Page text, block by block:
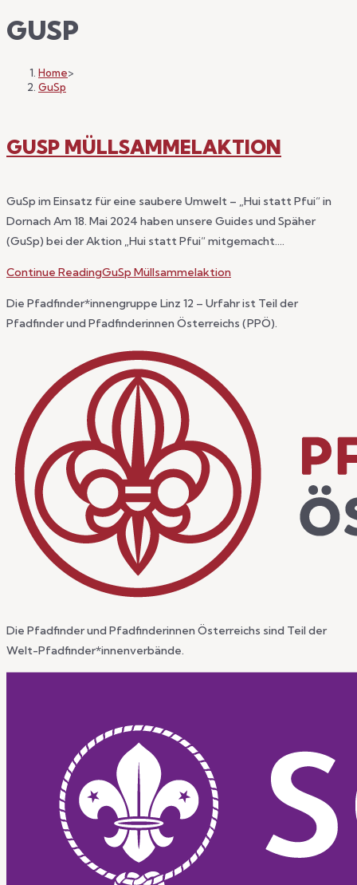
GUSP
Home>
GuSp
GUSP MÜLLSAMMELAKTION
GuSp im Einsatz für eine saubere Umwelt – „Hui statt Pfui“ in
Dornach Am 18. Mai 2024 haben unsere Guides und Späher
(GuSp) bei der Aktion „Hui statt Pfui“ mitgemacht.…
Continue ReadingGuSp Müllsammelaktion
Die Pfadfinder*innengruppe Linz 12 – Urfahr ist Teil der
Pfadfinder und Pfadfinderinnen Österreichs (PPÖ).
Die Pfadfinder und Pfadfinderinnen Österreichs sind Teil der
Welt-Pfadfinder*innenverbände.